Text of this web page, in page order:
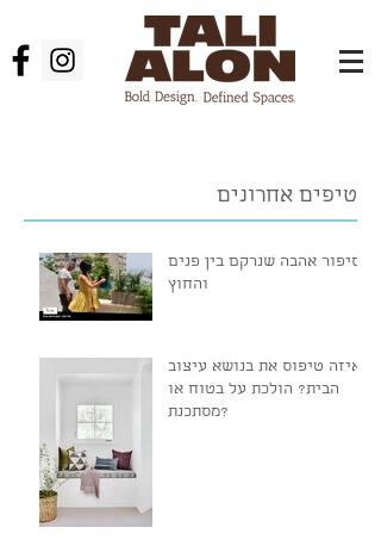
טיפים אחרונים
סיפור אהבה שנרקם בין פנים
והחוץ
איזה טיפוס את בנושא עיצוב
הבית? הולכת על בטוח או
מסתכנת?